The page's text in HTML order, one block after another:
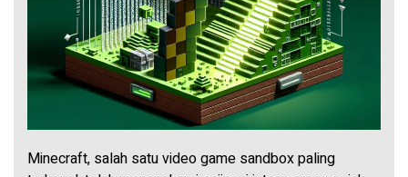
Minecraft, salah satu video game sandbox paling